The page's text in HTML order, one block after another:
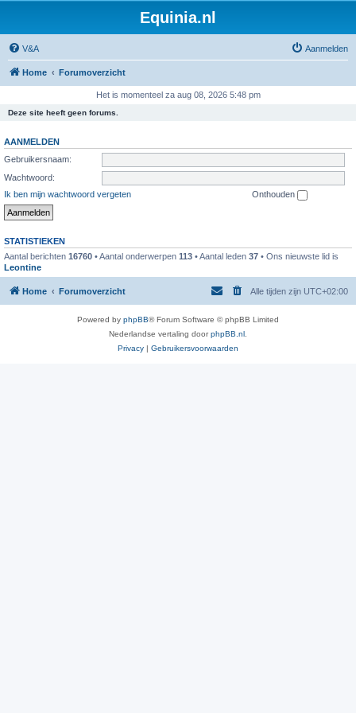
Equinia.nl
V&A Aanmelden
Home Forumoverzicht
Het is momenteel za aug 08, 2026 5:48 pm
Deze site heeft geen forums.
AANMELDEN
Gebruikersnaam:
Wachtwoord:
Ik ben mijn wachtwoord vergeten
Onthouden
STATISTIEKEN
Aantal berichten 16760 • Aantal onderwerpen 113 • Aantal leden 37 • Ons nieuwste lid is
Leontine
Home Forumoverzicht Alle tijden zijn UTC+02:00
Powered by phpBB® Forum Software © phpBB Limited
Nederlandse vertaling doorphpBB.nl
Privacy | Gebruikersvoorwaarden